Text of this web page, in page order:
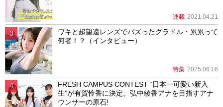
連載 2021.04.21
ワキと超望遠レンズでバズったグラドル・累累って
何者！？（インタビュー）
特集 2025.06.16
FRESH CAMPUS CONTEST “日本一可愛い新入
生”が有賀怜香に決定。弘中綾香アナを目指すアナ
ウンサーの原石!